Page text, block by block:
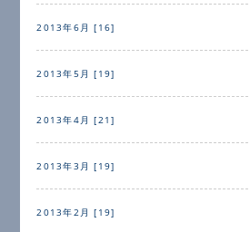
2013年6月 [16]
2013年5月 [19]
2013年4月 [21]
2013年3月 [19]
2013年2月 [19]